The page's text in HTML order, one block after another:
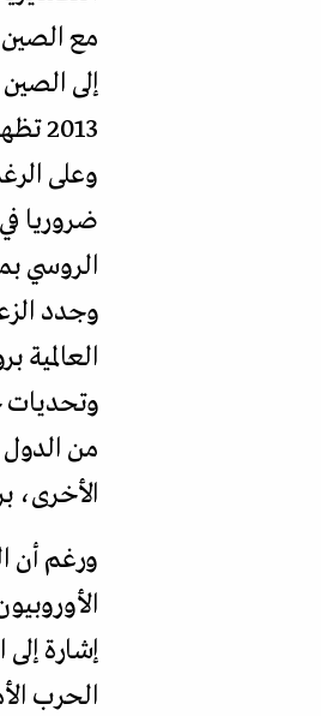
مع
إلى
2013 تظهر الأهمية التي يوليها بوتين لهذه الشراكة الاستراتيجية الحيوية.
وعلى
ضروريا
الروسي
وجدد
وتحديات
من
الأخرى،
ورغم أن
إشارة
الحرب